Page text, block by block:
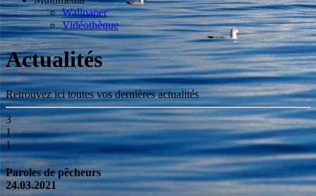
Wallpaper
Vidéothèque
Actualités
Retrouvez ici toutes vos dernières actualités
3
1
1
Paroles de pêcheurs
24.03.2021